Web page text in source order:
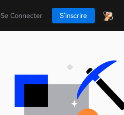
Se Connecter S'inscrire